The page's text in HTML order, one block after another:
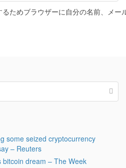
ためブラウザーに自分の名前、メー
some seized cryptocurrency
– Reuters
bitcoin dream – The Week